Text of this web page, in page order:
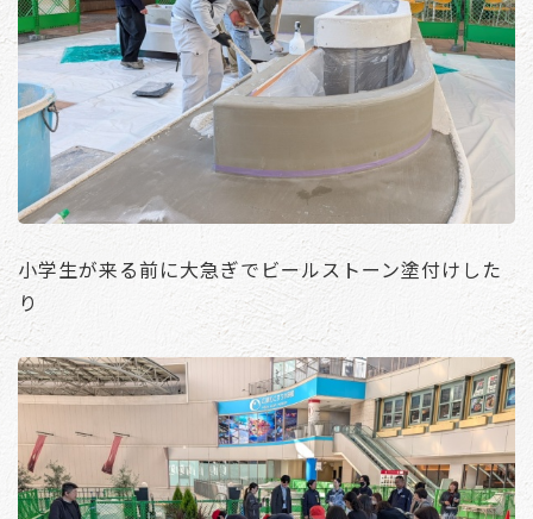
小学生が来る前に大急ぎでビールストーン塗付けした
り